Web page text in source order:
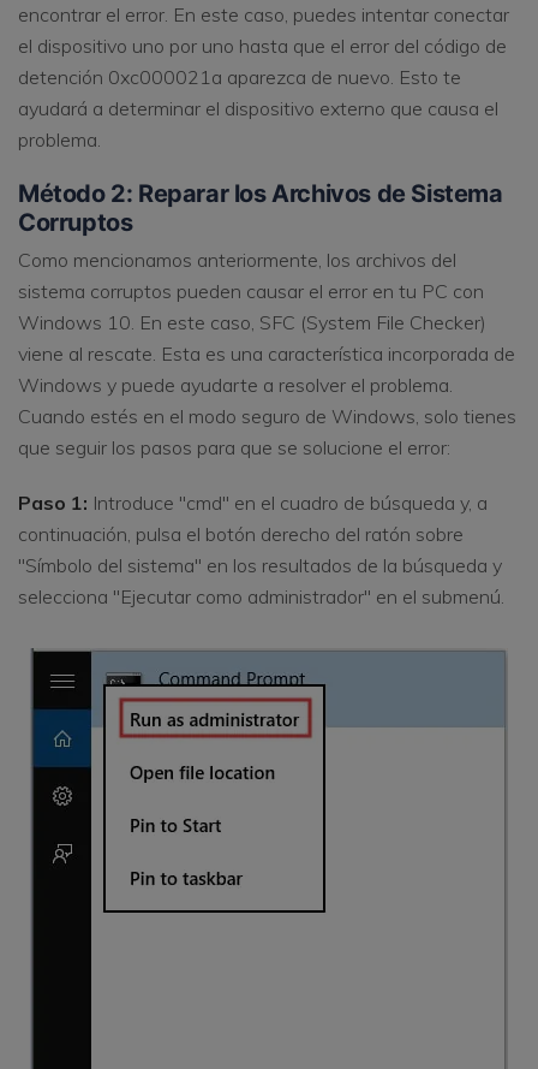
encontrar el error. En este caso, puedes intentar conectar
el dispositivo uno por uno hasta que el error del código de
detención 0xc000021a aparezca de nuevo. Esto te
ayudará a determinar el dispositivo externo que causa el
problema.
Método 2: Reparar los Archivos de Sistema
Corruptos
Como mencionamos anteriormente, los archivos del
sistema corruptos pueden causar el error en tu PC con
Windows 10. En este caso, SFC (System File Checker)
viene al rescate. Esta es una característica incorporada de
Windows y puede ayudarte a resolver el problema.
Cuando estés en el modo seguro de Windows, solo tienes
que seguir los pasos para que se solucione el error:
Paso 1: Introduce "cmd" en el cuadro de búsqueda y, a
continuación, pulsa el botón derecho del ratón sobre
"Símbolo del sistema" en los resultados de la búsqueda y
selecciona "Ejecutar como administrador" en el submenú.